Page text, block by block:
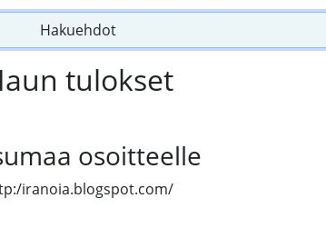
Hakuehdot
tulokset
osoitteelle
iranoia.blogspot.com/